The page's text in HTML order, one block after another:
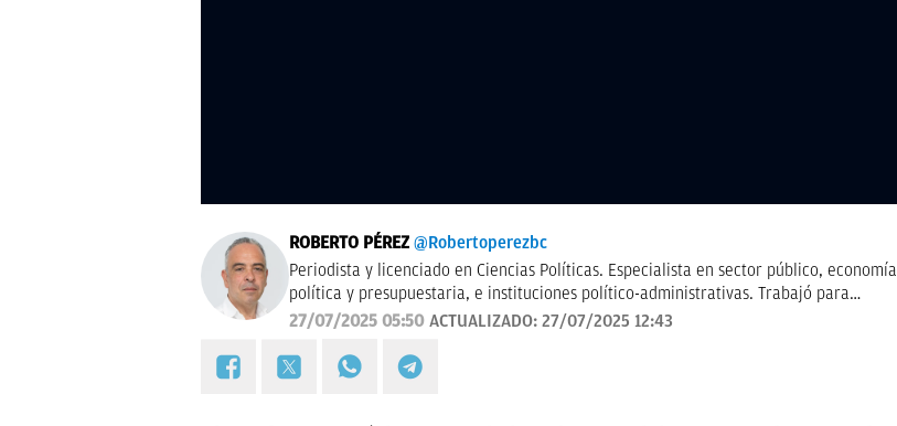
ROBERTO PÉREZ @Robertoperezbc
Periodista y licenciado en Ciencias Políticas. Especialista en sector público, economía
política y presupuestaria, e instituciones político-administrativas. Trabajó para
Agencia Efe y Cope, ejerció durante más de 20 años en ABC -etapa que incluyó el
de OKDIARIO.
27/07/2025 05:50 ACTUALIZADO: 27/07/2025 12:43